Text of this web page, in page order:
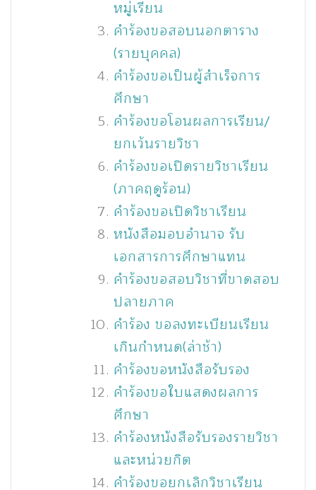
หมู่เรียน
คำร้องขอสอบนอกตาราง
(รายบุคคล)
คำร้องขอเป็นผู้สำเร็จการ
ศึกษา
คำร้องขอโอนผลการเรียน/
ยกเว้นรายวิชา
คำร้องขอเปิดรายวิชาเรียน
(ภาคฤดูร้อน)
คําร้องขอเปิดวิชาเรียน
หนังสือมอบอำนาจ รับ
เอกสารการศึกษาแทน
คำร้องขอสอบวิชาที่ขาดสอบ
ปลายภาค
คำร้อง ขอลงทะเบียนเรียน
เกินกำหนด(ล่าช้า)
คำร้องขอหนังสือรับรอง
คำร้องขอใบแสดงผลการ
ศึกษา
คำร้องหนังสือรับรองรายวิชา
และหน่วยกิต
คำร้องขอยกเลิกวิชาเรียน